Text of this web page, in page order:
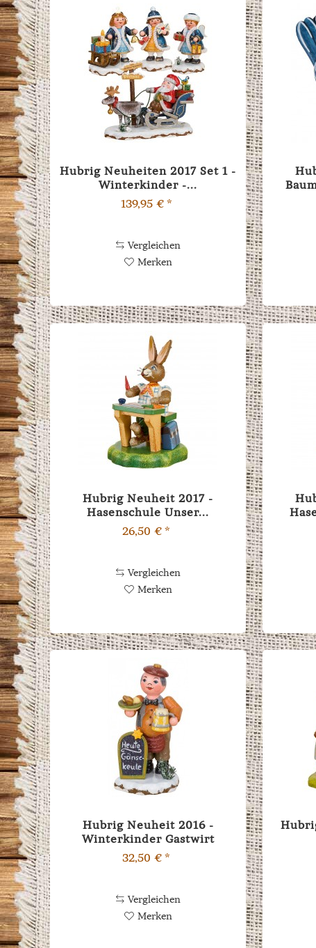
Hubrig Neuheiten 2017 Set 1 -
Winterkinder -...
139,95 € *
Vergleichen
Merken
Hubrig Neuheit 2017 -
Hasenschule Unser...
26,50 € *
Vergleichen
Merken
Hubrig Neuheit 2016 -
Winterkinder Gastwirt
32,50 € *
Vergleichen
Merken